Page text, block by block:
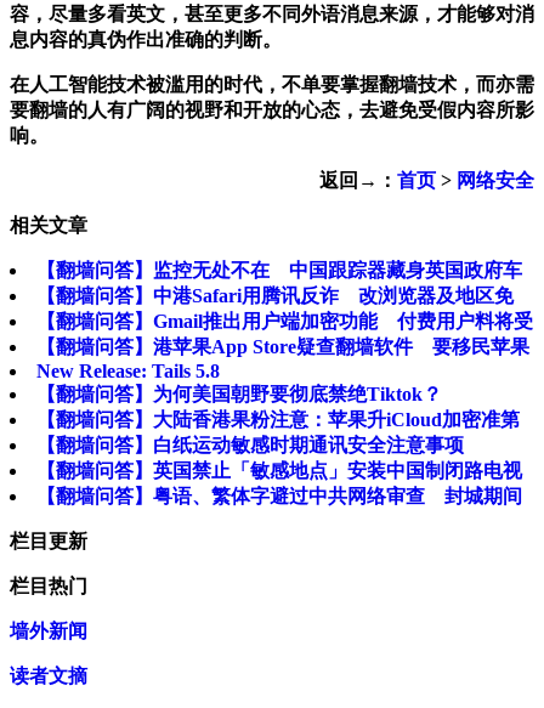
容，尽量多看英文，甚至更多不同外语消息来源，才能够对消
息内容的真伪作出准确的判断。
在人工智能技术被滥用的时代，不单要掌握翻墙技术，而亦需
要翻墙的人有广阔的视野和开放的心态，去避免受假内容所影
响。
返回→： 首页 > 网络安全
相关文章
【翻墙问答】监控无处不在 中国跟踪器藏身英国政府车
【翻墙问答】中港Safari用腾讯反诈 改浏览器及地区免
【翻墙问答】Gmail推出用户端加密功能 付费用户料将受
【翻墙问答】港苹果App Store疑查翻墙软件 要移民苹果
New Release: Tails 5.8
【翻墙问答】为何美国朝野要彻底禁绝Tiktok？
【翻墙问答】大陆香港果粉注意：苹果升iCloud加密准第
【翻墙问答】白纸运动敏感时期通讯安全注意事项
【翻墙问答】英国禁止「敏感地点」安装中国制闭路电视
【翻墙问答】粤语、繁体字避过中共网络审查 封城期间
栏目更新
栏目热门
墙外新闻
读者文摘